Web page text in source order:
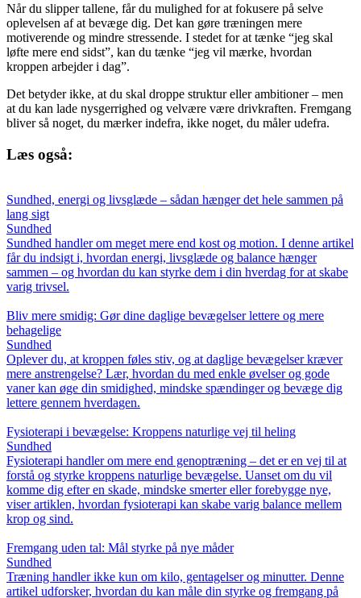
Når du slipper tallene, får du mulighed for at fokusere på selve
oplevelsen af at bevæge dig. Det kan gøre træningen mere
motiverende og mindre stressende. I stedet for at tænke “jeg skal
løfte mere end sidst”, kan du tænke “jeg vil mærke, hvordan
kroppen arbejder i dag”.
Det betyder ikke, at du skal droppe struktur eller ambitioner – men
at du kan lade nysgerrighed og velvære være drivkraften. Fremgang
bliver så noget, du mærker indefra, ikke noget, du måler udefra.
Læs også:
Sundhed, energi og livsglæde – sådan hænger det hele sammen på
lang sigt
Sundhed
Sundhed handler om meget mere end kost og motion. I denne artikel
får du indsigt i, hvordan energi, livsglæde og balance hænger
sammen – og hvordan du kan styrke dem i din hverdag for at skabe
varig trivsel.
Bliv mere smidig: Gør dine daglige bevægelser lettere og mere
behagelige
Sundhed
Oplever du, at kroppen føles stiv, og at daglige bevægelser kræver
mere anstrengelse? Lær, hvordan du med enkle øvelser og gode
vaner kan øge din smidighed, mindske spændinger og bevæge dig
lettere gennem hverdagen.
Fysioterapi i bevægelse: Kroppens naturlige vej til heling
Sundhed
Fysioterapi handler om mere end genoptræning – det er en vej til at
forstå og styrke kroppens naturlige bevægelse. Uanset om du vil
komme dig efter en skade, mindske smerter eller forebygge nye,
viser artiklen, hvordan fysioterapi kan skabe varig balance mellem
krop og sind.
Fremgang uden tal: Mål styrke på nye måder
Sundhed
Træning handler ikke kun om kilo, gentagelser og minutter. Denne
artikel udforsker, hvordan du kan måle din styrke og fremgang på